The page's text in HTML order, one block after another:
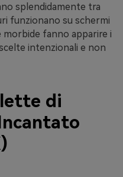
splendidamente tra
funzionano su schermi
fanno apparire i
intenzionali e non
di